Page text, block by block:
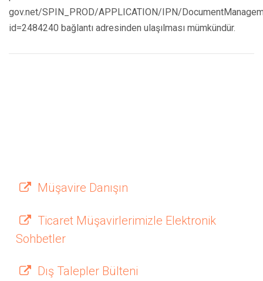
gov.net/SPIN_PROD/APPLICATION/IPN/
id=2484240 bağlantı adresinden ulaşılması mümkündür.
Müşavire Danışın
Ticaret Müşavirlerimizle Elektronik
Sohbetler
Dış Talepler Bülteni